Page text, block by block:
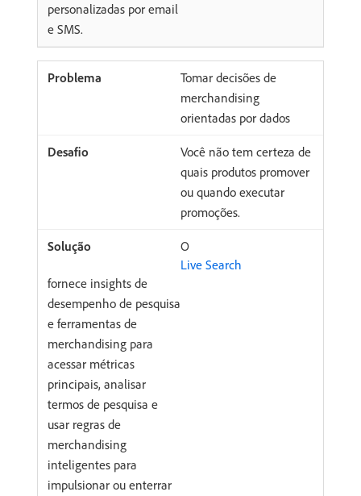
personalizadas por email
e SMS.
Tomar decisões de
merchandising
orientadas por dados
Você não tem certeza de
quais produtos promover
ou quando executar
promoções.
O
Live Search
fornece insights de
desempenho de pesquisa
e ferramentas de
merchandising para
acessar métricas
principais, analisar
termos de pesquisa e
usar regras de
merchandising
inteligentes para
impulsionar ou enterrar